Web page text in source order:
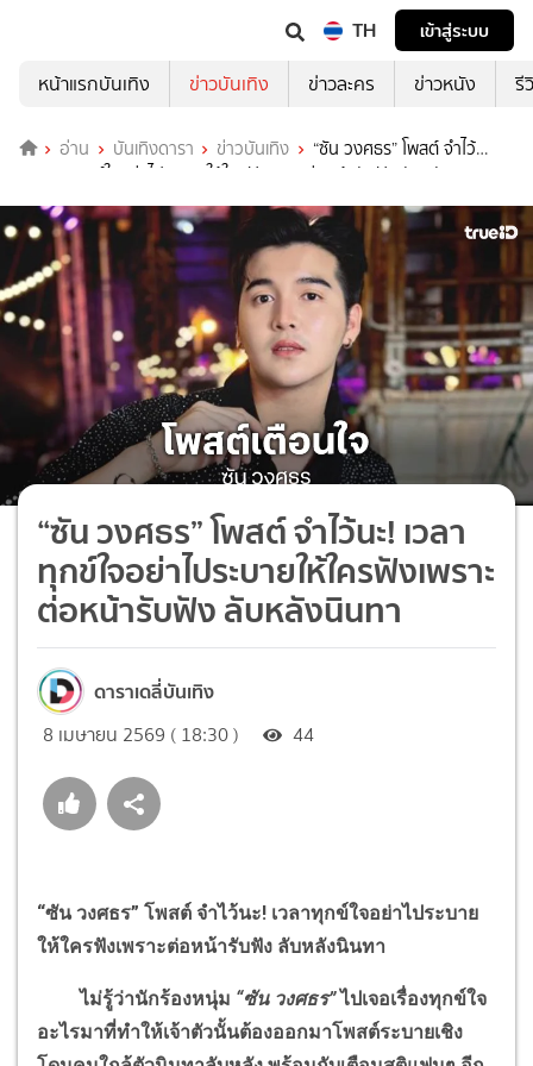
TH
เข้าสู่ระบบ
หน้าแรกบันเทิง
ข่าวบันเทิง ข่าวละคร ข่าวหนัง รี
อ่าน บันเทิงดารา ข่าวบันเทิง
“ซัน วงศธร” โพสต์ จำไว้
นะ! เวลาทุกข์ใจอย่าไประบายให้ใครฟังเพราะต่อหน้ารับฟัง ลับหลังนินทา
“ซัน วงศธร” โพสต์ จำไว้นะ! เวลา
ทุกข์ใจอย่าไประบายให้ใครฟังเพราะ
ต่อหน้ารับฟัง ลับหลังนินทา
ดาราเดลี่บันเทิง
8 เมษายน 2569 ( 18:30 ) 44
“ซัน วงศธร” โพสต์ จำไว้นะ! เวลาทุกข์ใจอย่าไประบาย
ให้ใครฟังเพราะต่อหน้ารับฟัง ลับหลังนินทา
ไม่รู้ว่านักร้องหนุ่ม “ซัน วงศธร”ไปเจอเรื่องทุกข์ใจ
อะไรมาที่ทำให้เจ้าตัวนั้นต้องออกมาโพสต์ระบายเชิง